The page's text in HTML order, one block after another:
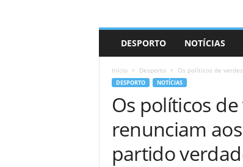
r
DESPORTO NOTÍCIAS
Início Desporto Os políticos de
DESPORTO NOTÍCIAS
Os políticos
renunciam
partido